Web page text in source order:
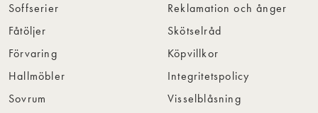
Soffserier
Fåtöljer
Förvaring
Hallmöbler
Sovrum
Reklamation och ånger
Skötselråd
Köpvillkor
Integritetspolicy
Visselblåsning